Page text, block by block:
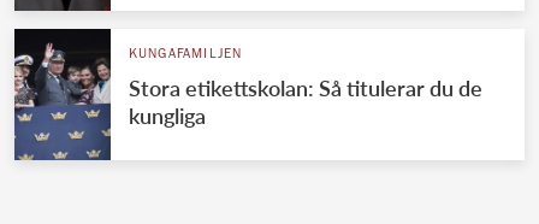
Jordanska kungahuset
Luxemburgska storhertighuset
Japanska kejsarhuset
KUNGAFAMILJEN
Stora etikettskolan: Så titulerar du de
kungliga